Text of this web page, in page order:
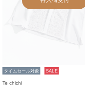
タイムセール対象 SALE
Te chichi